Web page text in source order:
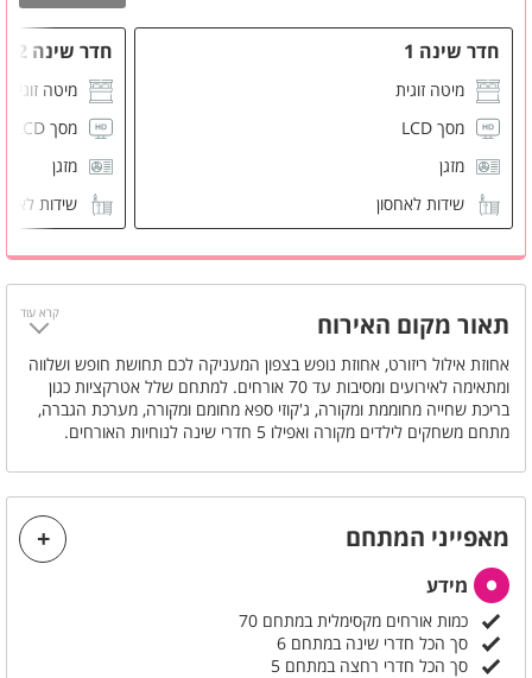
חדר שינה 1
מיטה זוגית
מסך LCD
מזגן
שידות לאחסון
חדר שינה 2
מיטה זוגית
מסך LCD
מזגן
שידות
תאור מקום האירוח
אחוזת אילול ריזורט, אחוזת נופש בצפון המעניקה לכם תחושת חופש ושלווה
ומתאימה לאירועים ומסיבות עד 70 אורחים. למתחם שלל אטרקציות כגון
בריכת שחייה מחוממת ומקורה, ג'קוזי ספא מחומם ומקורה, מערכת הגברה,
מתחם משחקים לילדים מקורה ואפילו 5 חדרי שינה לנוחיות האורחים.
קרא עוד
מאפייני המתחם
מידע
כמות אורחים מקסימלית במתחם 70
סך הכל חדרי שינה במתחם 6
סך הכל חדרי רחצה במתחם 5